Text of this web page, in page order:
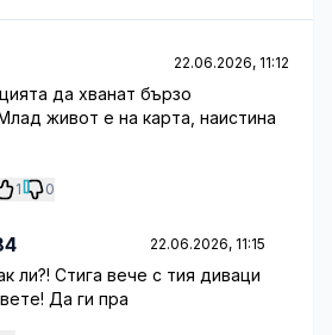
22.06.2026, 11:12
да хванат бързо
живот е на карта, наистина
1 0
22.06.2026, 11:15
ли?! Стига вече с тия диваци
Да ги пра